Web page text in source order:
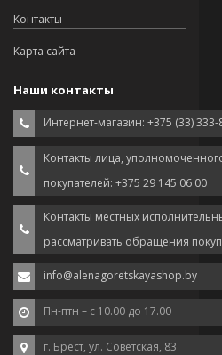
Контакты
Карта сайта
Наши контакты
Интернет-магазин: +375 (33) 333-
Контакты лица,
покупателей: +375 29 145 06 00
Контакты местных
рассматривать обращения
info@alenagoretskayashop.by
Пн-птн – с 10.00 до 17.00
г. Брест, ул. Советская, 83